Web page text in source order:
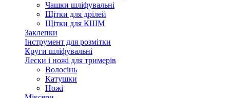
Чашки шліфувальні
Щітки для дрілей
Щітки для КШМ
Заклепки
Інструмент для розмітки
Круги шліфувальні
Лески і ножі для тримерів
Волосінь
Катушки
Ножі